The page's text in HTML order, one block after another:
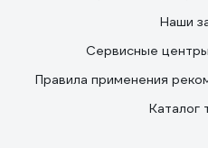
Наши
Сервисные
Правила применения
Каталог